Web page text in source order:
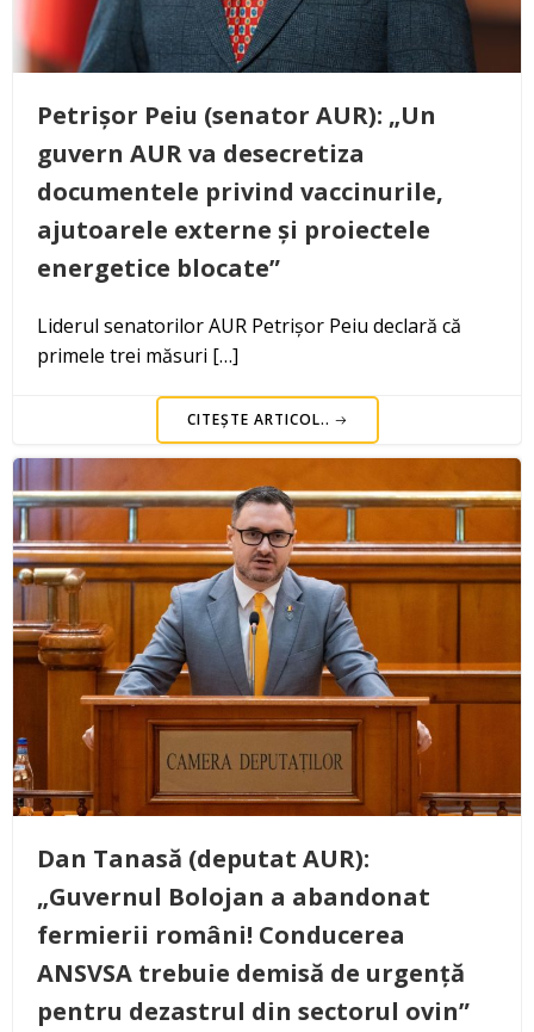
Petrișor Peiu (senator AUR): „Un
guvern AUR va desecretiza
documentele privind vaccinurile,
ajutoarele externe și proiectele
energetice blocate”
Liderul senatorilor AUR Petrișor Peiu declară că
primele trei măsuri […]
CITEȘTE ARTICOL..
Dan Tanasă (deputat AUR):
„Guvernul Bolojan a abandonat
fermierii români! Conducerea
ANSVSA trebuie demisă de urgență
pentru dezastrul din sectorul ovin”